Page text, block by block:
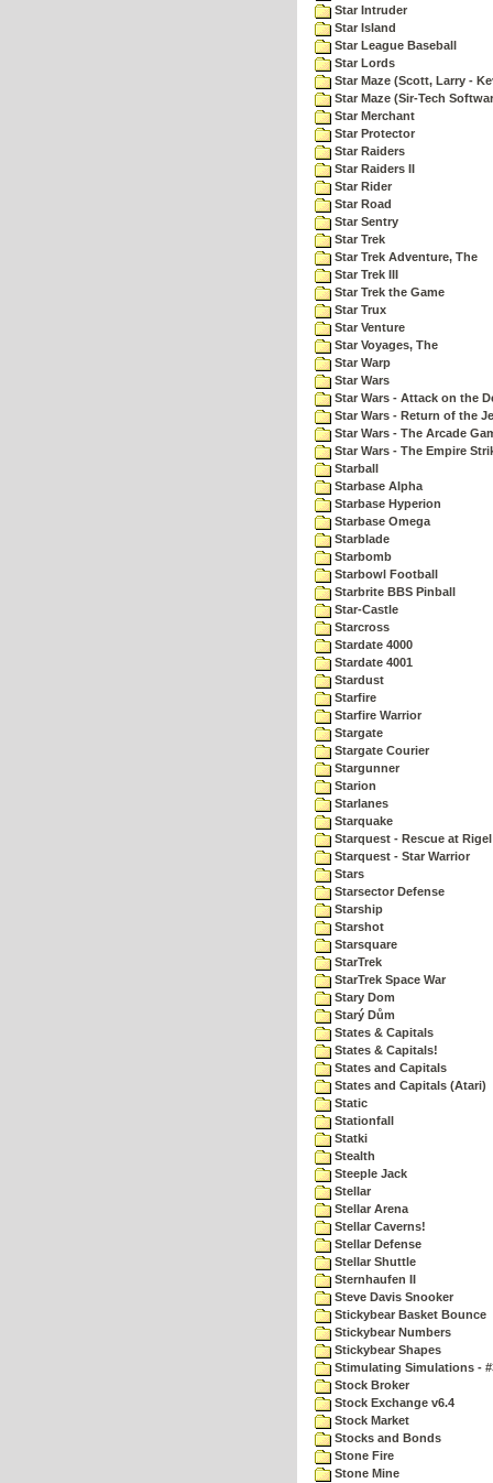
Star Intruder
Star Island
Star League Baseball
Star Lords
Star Maze (Scott, Larry -
Star Maze (Sir-Tech
Star Merchant
Star Protector
Star Raiders
Star Raiders II
Star Rider
Star Road
Star Sentry
Star Trek
Star Trek Adventure, The
Star Trek III
Star Trek the Game
Star Trux
Star Venture
Star Voyages, The
Star Warp
Star Wars
Star Wars - Attack on the
Star Wars - Return of the
Star Wars - The Arcade
Star Wars - The Empire
Starball
Starbase Alpha
Starbase Hyperion
Starbase Omega
Starblade
Starbomb
Starbowl Football
Starbrite BBS Pinball
Star-Castle
Starcross
Stardate 4000
Stardate 4001
Stardust
Starfire
Starfire Warrior
Stargate
Stargate Courier
Stargunner
Starion
Starlanes
Starquake
Starquest - Rescue at Rigel
Starquest - Star Warrior
Stars
Starsector Defense
Starship
Starshot
Starsquare
StarTrek
StarTrek Space War
Stary Dom
Starý Dům
States & Capitals
States & Capitals!
States and Capitals
States and Capitals (Atari)
Static
Stationfall
Statki
Stealth
Steeple Jack
Stellar
Stellar Arena
Stellar Caverns!
Stellar Defense
Stellar Shuttle
Sternhaufen II
Steve Davis Snooker
Stickybear Basket Bounce
Stickybear Numbers
Stickybear Shapes
Stimulating Simulations -
Stock Broker
Stock Exchange v6.4
Stock Market
Stocks and Bonds
Stone Fire
Stone Mine